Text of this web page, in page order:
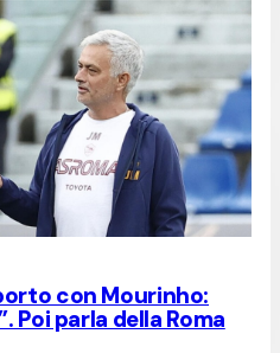
con Mourinho:
Poi parla della Roma